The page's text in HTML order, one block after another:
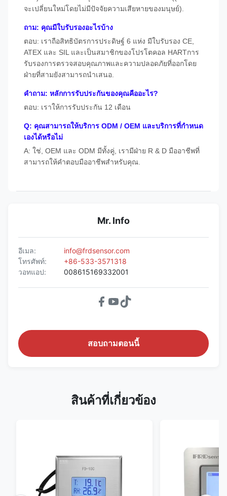
จะเปลี่ยนใหม่โดยไม่มีปัจจัยความเสียหายของมนุษย์).
ถาม: คุณมีใบรับรองอะไรบ้าง
ตอบ: เราถือสิทธิบัตรการประดิษฐ์ 6 แห่ง มีใบรับรอง CE,
ATEX และ SIL และเป็นสมาชิกของโปรโตคอล HARTการ
รับรองการตรวจสอบคุณภาพและความปลอดภัยที่ออกโดย
ฝ่ายที่สามยังสามารถนําเสนอ.
คําถาม: หลักการรับประกันของคุณคืออะไร?
ตอบ: เราให้การรับประกัน 12 เดือน
Q: คุณสามารถให้บริการ ODM / OEM และบริการที่กําหนด
เองได้หรือไม่
A: ใช่, OEM และ ODM มีทั้งคู่, เรามีฝ่าย R & D มืออาชีพที่
สามารถให้คําตอบมืออาชีพสําหรับคุณ.
Mr. Info
อีเมล:
info@frdsensor.com
โทรศัพท์:
+86-533-3571318
วอทแอป:
008615169332001
สอบถามตอนนี้
สินค้าที่เกี่ยวข้อง